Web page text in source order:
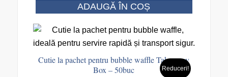
ADAUGĂ ÎN COȘ
Cutie la pachet pentru bubble waffle Takeaway
Box – 50buc
Reduceri!